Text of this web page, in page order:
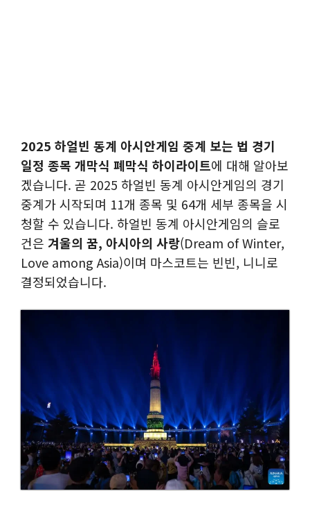
2025 하얼빈 동계 아시안게임 중계 보는 법 경기
일정 종목 개막식 폐막식 하이라이트에 대해 알아보
겠습니다. 곧 2025 하얼빈 동계 아시안게임의 경기
중계가 시작되며 11개 종목 및 64개 세부 종목을 시
청할 수 있습니다. 하얼빈 동계 아시안게임의 슬로
건은 겨울의 꿈, 아시아의 사랑(Dream of Winter,
Love among Asia)이며 마스코트는 빈빈, 니니로
결정되었습니다.